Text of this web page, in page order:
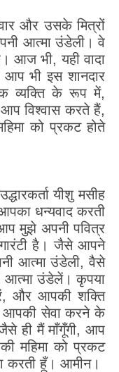
और उसके मित्रों
आत्मा उंडेली। वे
आज भी, यही वादा
आप भी इस शानदार
व्यक्ति के रूप में,
विश्वास करते हैं,
को प्रकट होते
यीशु मसीह
धन्यवाद करती
मुझे अपनी पवित्र
है। जैसे आपने
आत्मा उंडेली, वैसे
आत्मा उंडेलें। कृपया
और आपकी शक्ति
आपकी सेवा करने के
ही मैं माँगूँगी, आप
महिमा को प्रकट
करती हूँ। आमीन।